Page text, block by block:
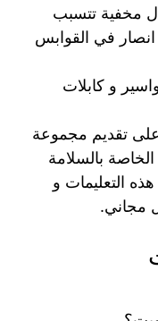
مخفية تتسبب
في القوابس
و كابلات
على تقديم مجموعة
بالسلامة
التعليمات و
مجاني.